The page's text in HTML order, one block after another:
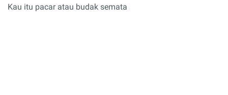
Kau itu pacar atau budak semata